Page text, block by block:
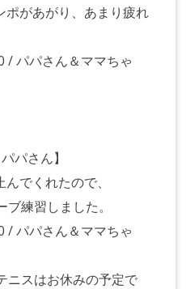
ポがあがり、あまり疲れ
/ パパさん＆ママちゃ
パさん】
でくれたので、
練習しました。
/ パパさん＆ママちゃ
ニスはお休みの予定で